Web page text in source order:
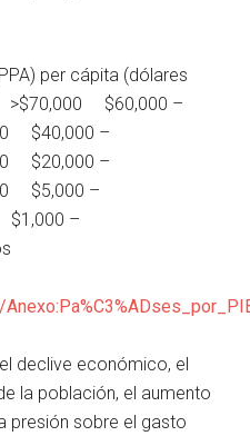
per cápita (dólares
>$70,000 $60,000 –
$40,000 –
$20,000 –
$5,000 –
–
declive económico, el
la población, el aumento
presión sobre el gasto